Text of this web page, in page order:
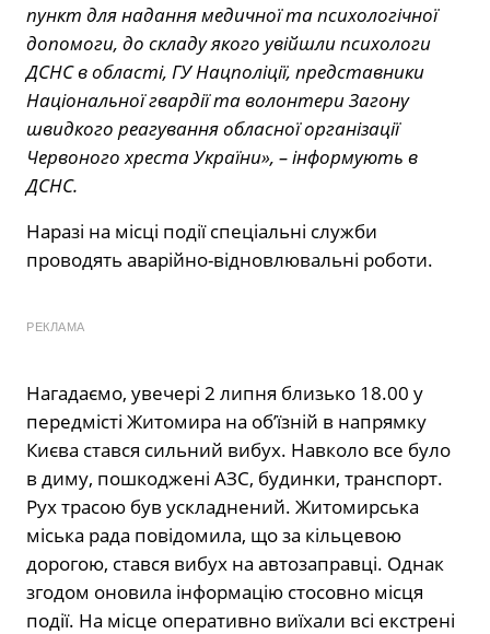
пункт для надання медичної та психологічної
допомоги, до складу якого увійшли психологи
ДСНС в області, ГУ Нацполіції, представники
Національної гвардії та волонтери Загону
швидкого реагування обласної організації
Червоного хреста України», – інформують в
ДСНС.
Наразі на місці події спеціальні служби
проводять аварійно-відновлювальні роботи.
РЕКЛАМА
Нагадаємо, увечері 2 липня близько 18.00 у
передмісті Житомира на об’їзній в напрямку
Києва стався сильний вибух. Навколо все було
в диму, пошкоджені АЗС, будинки, транспорт.
Рух трасою був ускладнений. Житомирська
міська рада повідомила, що за кільцевою
дорогою, стався вибух на автозаправці. Однак
згодом оновила інформацію стосовно місця
події. На місце оперативно виїхали всі екстрені